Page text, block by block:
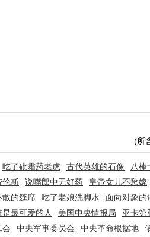
(所
吃了砒霜药老虎 古代英雄的石像 八棒
伦斯 说嘴郎中无好药 皇帝女儿不愁嫁
散的筵席 吃了老娘洗脚水 面向对象的
是最可爱的人 美国中央情报局 亚卡第
会 中央军事委员会 中央革命根据地